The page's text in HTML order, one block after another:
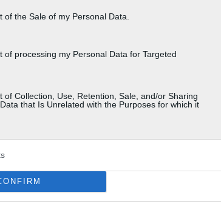
of the Sale of my Personal Data.
of processing my Personal Data for Targeted
of Collection, Use, Retention, Sale, and/or Sharing
that Is Unrelated with the Purposes for which it